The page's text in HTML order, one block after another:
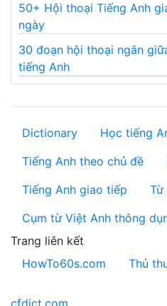
50+ Hội thoại Tiếng Anh
ngày
30 đoạn hội thoại ngắn
tiếng Anh
Dictionary
Học tiếng
Tiếng Anh theo chủ đề
Tiếng Anh giao tiếp
Từ
Cụm từ Việt Anh thông
Trang liên kết
HowTo60s.com
Thủ